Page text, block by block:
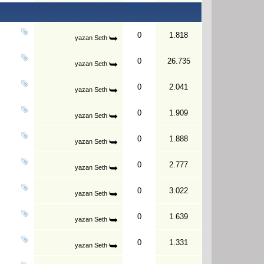
yazan Seth 0 1.818
yazan Seth 0 26.735
yazan Seth 0 2.041
yazan Seth 0 1.909
yazan Seth 0 1.888
yazan Seth 0 2.777
yazan Seth 0 3.022
yazan Seth 0 1.639
yazan Seth 0 1.331